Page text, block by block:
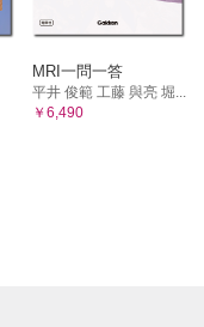
MRI一問一答
平井 俊範 工藤 與亮 堀...
￥6,490